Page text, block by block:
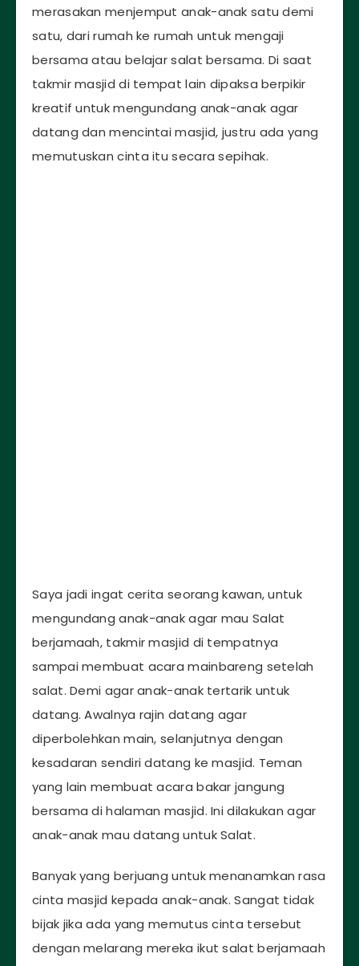
merasakan menjemput anak-anak satu demi
satu, dari rumah ke rumah untuk mengaji
bersama atau belajar salat bersama. Di saat
takmir masjid di tempat lain dipaksa berpikir
kreatif untuk mengundang anak-anak agar
datang dan mencintai masjid, justru ada yang
memutuskan cinta itu secara sepihak.
Saya jadi ingat cerita seorang kawan, untuk
mengundang anak-anak agar mau Salat
berjamaah, takmir masjid di tempatnya
sampai membuat acara mainbareng setelah
salat. Demi agar anak-anak tertarik untuk
datang. Awalnya rajin datang agar
diperbolehkan main, selanjutnya dengan
kesadaran sendiri datang ke masjid. Teman
yang lain membuat acara bakar jangung
bersama di halaman masjid. Ini dilakukan agar
anak-anak mau datang untuk Salat.
Banyak yang berjuang untuk menanamkan rasa
cinta masjid kepada anak-anak. Sangat tidak
bijak jika ada yang memutus cinta tersebut
dengan melarang mereka ikut salat berjamaah